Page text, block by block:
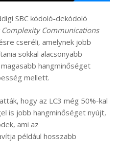
SBC kódoló-dekódoló
Complexity Communications
cseréli, amelynek jobb
sokkal alacsonyabb
hangminőséget
mellett.
hogy az LC3 még 50%-kal
is jobb hangminőséget nyújt,
ami az
például hosszabb